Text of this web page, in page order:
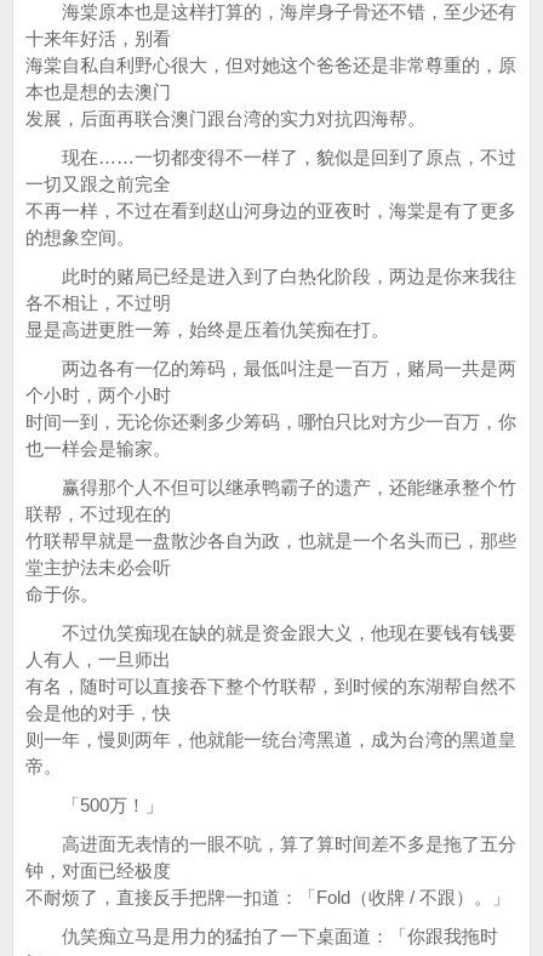
海棠原本也是这样打算的，海岸身子骨还不错，至少还有
十来年好活，别看
海棠自私自利野心很大，但对她这个爸爸还是非常尊重的，原
本也是想的去澳门
发展，后面再联合澳门跟台湾的实力对抗四海帮。
现在……一切都变得不一样了，貌似是回到了原点，不过
一切又跟之前完全
不再一样，不过在看到赵山河身边的亚夜时，海棠是有了更多
的想象空间。
此时的赌局已经是进入到了白热化阶段，两边是你来我往
各不相让，不过明
显是高进更胜一筹，始终是压着仇笑痴在打。
两边各有一亿的筹码，最低叫注是一百万，赌局一共是两
个小时，两个小时
时间一到，无论你还剩多少筹码，哪怕只比对方少一百万，你
也一样会是输家。
赢得那个人不但可以继承鸭霸子的遗产，还能继承整个竹
联帮，不过现在的
竹联帮早就是一盘散沙各自为政，也就是一个名头而已，那些
堂主护法未必会听
命于你。
不过仇笑痴现在缺的就是资金跟大义，他现在要钱有钱要
人有人，一旦师出
有名，随时可以直接吞下整个竹联帮，到时候的东湖帮自然不
会是他的对手，快
则一年，慢则两年，他就能一统台湾黑道，成为台湾的黑道皇
帝。
「500万！」
高进面无表情的一眼不吭，算了算时间差不多是拖了五分
钟，对面已经极度
不耐烦了，直接反手把牌一扣道：「Fold（收牌 / 不跟）。」
仇笑痴立马是用力的猛拍了一下桌面道：「你跟我拖时